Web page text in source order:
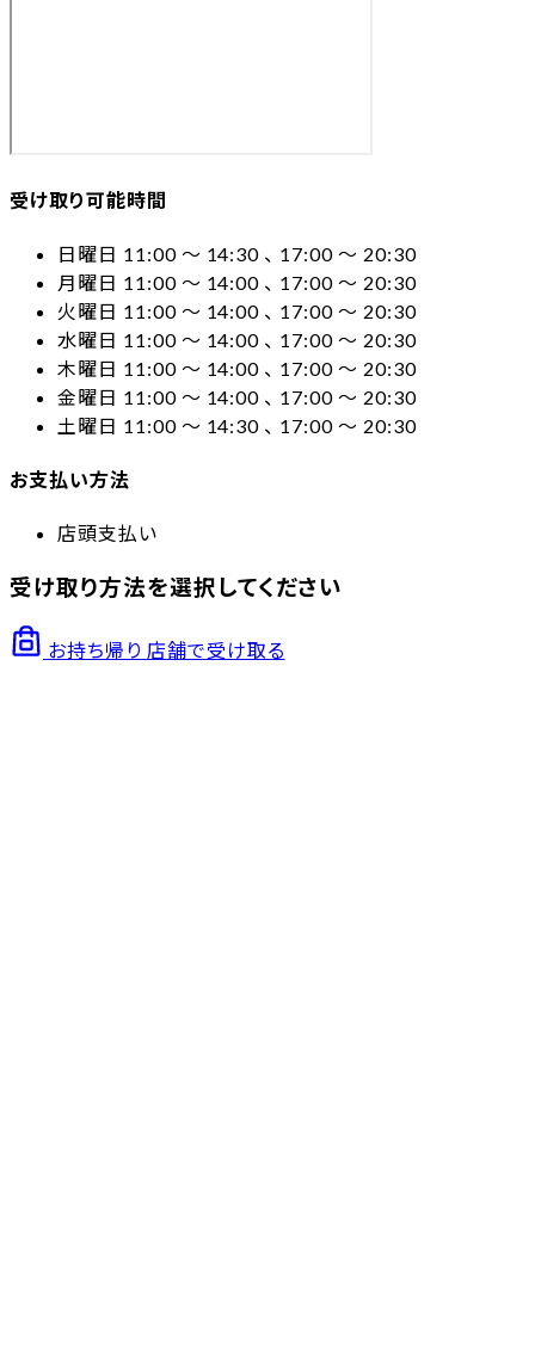
受け取り可能時間
日曜日 11:00 〜 14:30 、 17:00 〜 20:30
月曜日 11:00 〜 14:00 、 17:00 〜 20:30
火曜日 11:00 〜 14:00 、 17:00 〜 20:30
水曜日 11:00 〜 14:00 、 17:00 〜 20:30
木曜日 11:00 〜 14:00 、 17:00 〜 20:30
金曜日 11:00 〜 14:00 、 17:00 〜 20:30
土曜日 11:00 〜 14:30 、 17:00 〜 20:30
お支払い方法
店頭支払い
受け取り方法を選択してください
お持ち帰り 店舗で受け取る